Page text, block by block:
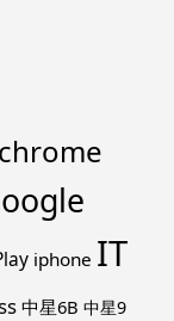
chrome
iphone IT
中星6B 中星9